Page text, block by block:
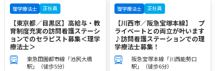
理学療法士 正社員
【東京都／目黒区】高給与・教
育制度充実の訪問看護ステーシ
ョンでのセラピスト募集＜理学
療法士＞
東急田園都市線「池尻大橋
駅」（徒歩5分）
理学療法士 正社員
【川西市／阪急宝塚本線】 プ
ライベートとの両立が叶います
♪訪問看護ステーションでの理
学療法士募集！
阪急宝塚本線「川西能勢口
駅」（徒歩6分）